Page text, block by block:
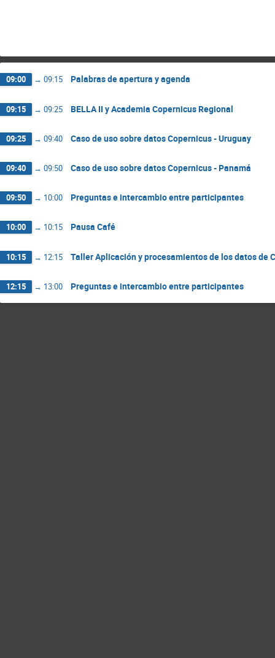
09:00 → 09:15 Palabras de apertura y agenda
09:15 → 09:25 BELLA II y Academia Copernicus Regional
09:25 → 09:40 Caso de uso sobre datos Copernicus - Uruguay
09:40 → 09:50 Caso de uso sobre datos Copernicus - Panamá
09:50 → 10:00 Preguntas e intercambio entre participantes
10:00 → 10:15 Pausa Café
10:15 → 12:15 Taller Aplicación y procesamientos de los datos de
12:15 → 13:00 Preguntas e intercambio entre participantes